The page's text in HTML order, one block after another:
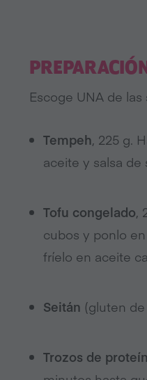
Escoge UNA de
Tempeh, 225 g.
aceite y salsa de
Tofu congelado,
cubos y ponlo
fríelo en aceite
Seitán (gluten
Trozos de